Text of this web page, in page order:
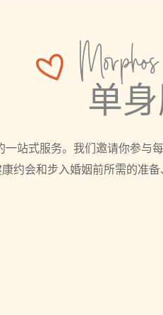
单
站式服务。我们邀请你参
约会和步入婚姻前所需的准